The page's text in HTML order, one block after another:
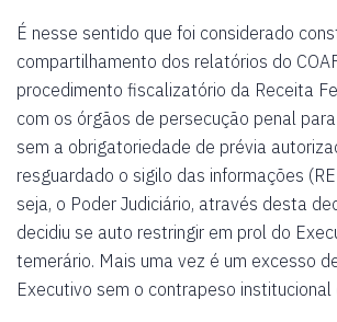
É nesse sentido que foi considerado
compartilhamento dos relatórios do
procedimento fiscalizatório da Receita
com os órgãos de persecução penal
sem a obrigatoriedade de prévia
resguardado o sigilo das informações
seja, o Poder Judiciário, através desta
decidiu se auto restringir em prol do
temerário. Mais uma vez é um excesso
Executivo sem o contrapeso institucional